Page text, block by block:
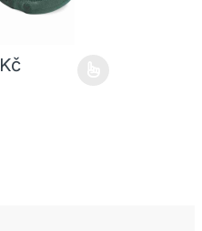
na stránce produktu
Kč
má více variant. Možnosti